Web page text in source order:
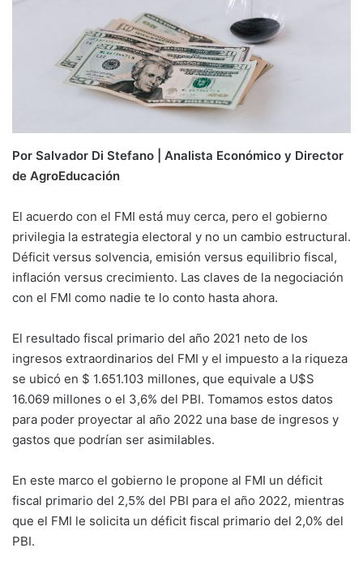
Por Salvador Di Stefano | Analista Económico y Director
de AgroEducación
El acuerdo con el FMI está muy cerca, pero el gobierno
privilegia la estrategia electoral y no un cambio estructural.
Déficit versus solvencia, emisión versus equilibrio fiscal,
inflación versus crecimiento. Las claves de la negociación
con el FMI como nadie te lo conto hasta ahora.
El resultado fiscal primario del año 2021 neto de los
ingresos extraordinarios del FMI y el impuesto a la riqueza
se ubicó en $ 1.651.103 millones, que equivale a U$S
16.069 millones o el 3,6% del PBI. Tomamos estos datos
para poder proyectar al año 2022 una base de ingresos y
gastos que podrían ser asimilables.
En este marco el gobierno le propone al FMI un déficit
fiscal primario del 2,5% del PBI para el año 2022, mientras
que el FMI le solicita un déficit fiscal primario del 2,0% del
PBI.